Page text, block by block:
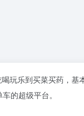
玩乐到买菜买药，基
的超级平台。